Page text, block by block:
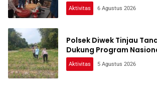
Aktivitas 6 Agustus 2026
Polsek Diwek Tinjau
Dukung Program
Aktivitas 5 Agustus 2026